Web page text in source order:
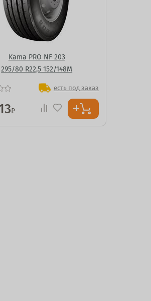
Kama PRO NF 203
295/80 R22,5 152/148M
есть под заказ
₽